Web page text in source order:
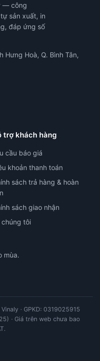
— công
sản xuất, in
đáp ứng số
Hưng Hoà, Q. Bình Tân,
trợ khách hàng
cầu báo giá
khoản thanh toán
sách trả hàng & hoàn
sách giao nhận
chúng tôi
mùa.
· GPKD: 0319025915
· Giá trên web chưa bao
nghệ in